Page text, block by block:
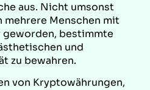
aus. Nicht umsonst
mehrere Menschen mit
bestimmte
und
zu bewahren.
von Kryptowährungen,